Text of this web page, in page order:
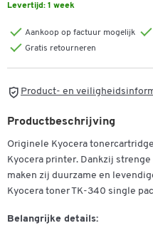
Levertijd: 1 week
Aankoop op factuur mogelijk
Gratis retourneren
Product- en
Productbeschrijving
Originele Kyocera
Kyocera printer. Dankzij
maken zij duurzame en
Kyocera toner TK-340 single
Belangrijke details: